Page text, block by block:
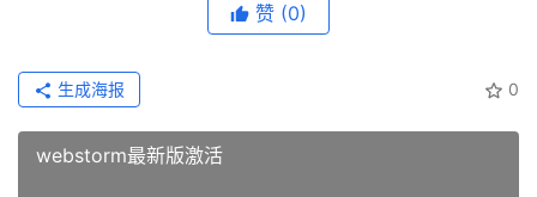
赞 (0)
0
生成海报
webstorm最新版激活